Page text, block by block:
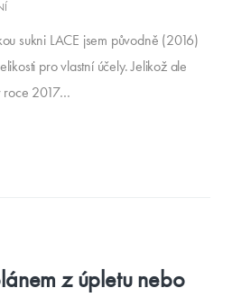
sukni LACE jsem původně (2016)
pro vlastní účely. Jelikož ale
roce 2017…
z úpletu nebo